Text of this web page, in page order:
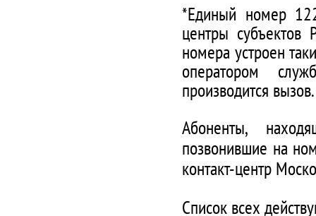
*Единый номер
центры субъектов
номера устроен
оператором
производится вызов.
Абоненты,
позвонившие на
контакт-центр
Список всех